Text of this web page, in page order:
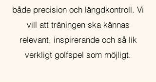
både precision och längdkontroll. Vi
vill att träningen ska kännas
relevant, inspirerande och så lik
verkligt golfspel som möjligt.